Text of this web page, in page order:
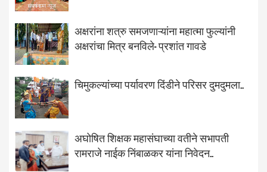
अक्षरांना शत्रु समजणाऱ्यांना महात्मा फुल्यांनी
अक्षरांचा मित्र बनविले- प्रशांत गावडे
चिमुकल्यांच्या पर्यावरण दिंडीने परिसर दुमदुमला..
अघोषित शिक्षक महासंघाच्या वतीने सभापती
रामराजे नाईक निंबाळकर यांना निवेदन..